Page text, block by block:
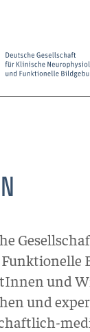
und
und